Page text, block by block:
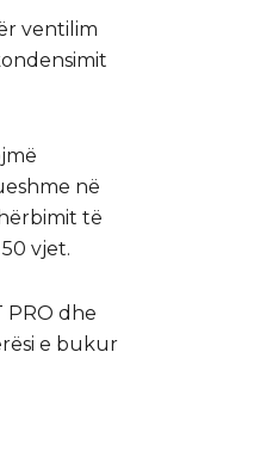
ventilim
në
të
vjet.
PRO dhe
e bukur